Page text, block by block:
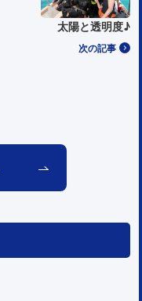
次の記事
太陽と透明度♪